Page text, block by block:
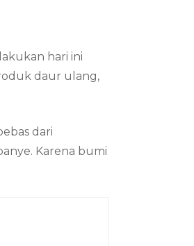
hari ini
daur ulang,
dari
Karena bumi